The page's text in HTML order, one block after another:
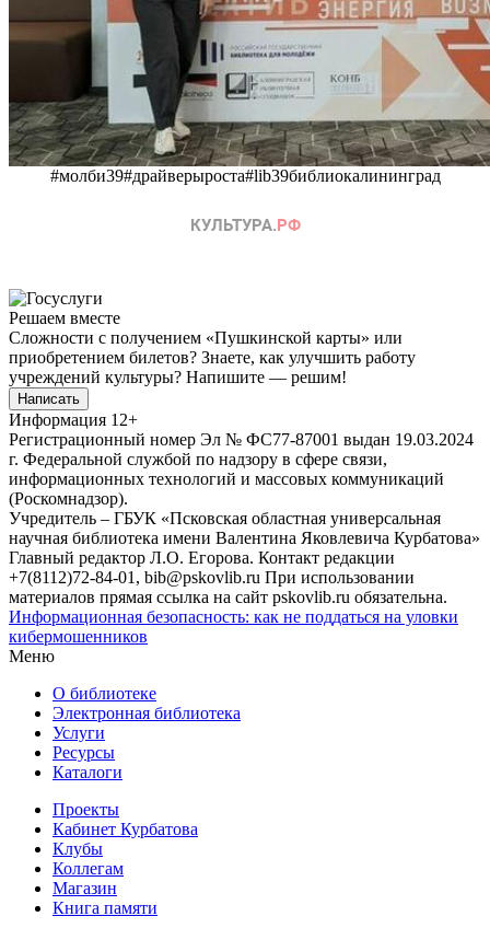
#молби39#драйверыроста#lib39библиокалининград
Решаем вместе
Сложности с получением «Пушкинской карты» или
приобретением билетов? Знаете, как улучшить работу
учреждений культуры? Напишите — решим!
Написать
Информация 12+
Регистрационный номер Эл № ФС77-87001 выдан 19.03.2024
г. Федеральной службой по надзору в сфере связи,
информационных технологий и массовых коммуникаций
(Роскомнадзор).
Учредитель – ГБУК «Псковская областная универсальная
научная библиотека имени Валентина Яковлевича Курбатова»
Главный редактор Л.О. Егорова. Контакт редакции
+7(8112)72-84-01, bib@pskovlib.ru При использовании
материалов прямая ссылка на сайт pskovlib.ru обязательна.
Информационная безопасность: как не поддаться на уловки
кибермошенников
Меню
О библиотеке
Электронная библиотека
Услуги
Ресурсы
Каталоги
Проекты
Кабинет Курбатова
Клубы
Коллегам
Магазин
Книга памяти